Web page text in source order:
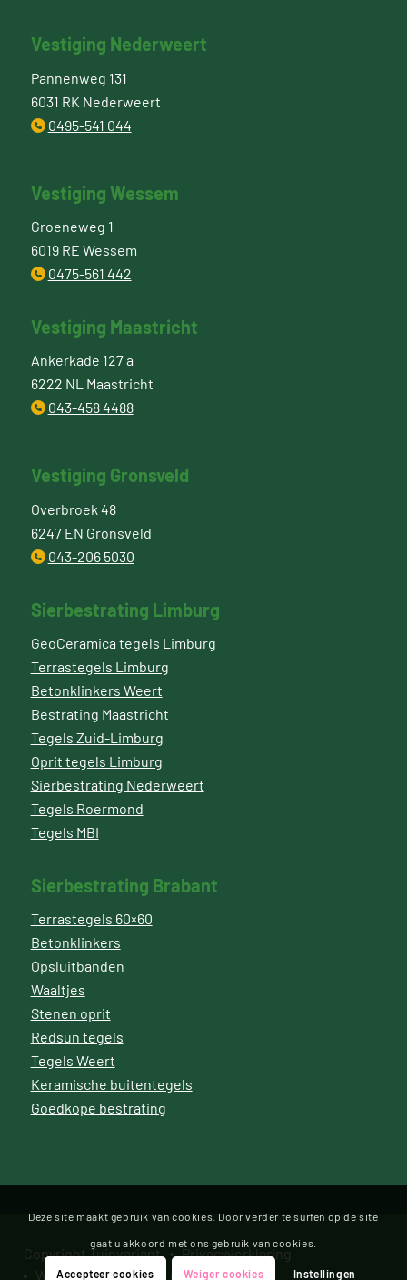
Vestiging Nederweert
Pannenweg 131
6031 RK Nederweert
0495-541 044
Vestiging Wessem
Groeneweg 1
6019 RE Wessem
0475-561 442
Vestiging Maastricht
Ankerkade 127 a
6222 NL Maastricht
043-458 4488
Vestiging Gronsveld
Overbroek 48
6247 EN Gronsveld
043-206 5030
Sierbestrating Limburg
GeoCeramica tegels Limburg
Terrastegels Limburg
Betonklinkers Weert
Bestrating Maastricht
Tegels Zuid-Limburg
Oprit tegels Limburg
Sierbestrating Nederweert
Tegels Roermond
Tegels MBI
Sierbestrating Brabant
Terrastegels 60×60
Betonklinkers
Opsluitbanden
Waaltjes
Stenen oprit
Redsun tegels
Tegels Weert
Keramische buitentegels
Goedkope bestrating
Copyright Tuinvariant
Privacyverklaring
Website door Bonsai media
Deze site maakt gebruik van cookies. Door verder te surfen op de site
gaat u akkoord met ons gebruik van cookies.
Accepteer cookies Weiger cookies Instellingen